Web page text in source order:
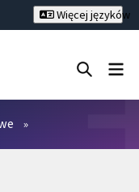
Więcej języków